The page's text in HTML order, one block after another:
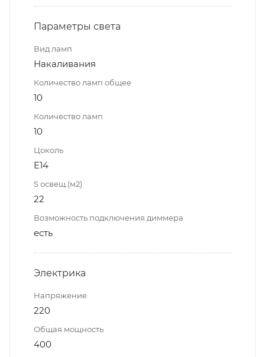
Параметры света
Вид ламп
Накаливания
Количество ламп общее
10
Количество ламп
10
Цоколь
E14
S освещ.(м2)
22
Возможность подключения диммера
есть
Электрика
Напряжение
220
Общая мощность
400